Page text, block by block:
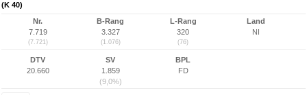
(K 40)
Nr.
7.719
(7.721)
B-Rang
3.327
(1.076)
L-Rang
320
(76)
Land
NI
DTV
20.660
SV
1.859
(9,0%)
BPL
FD